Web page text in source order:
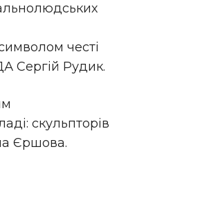
честі
Сергій Рудик.
скульпторів
Єршова.